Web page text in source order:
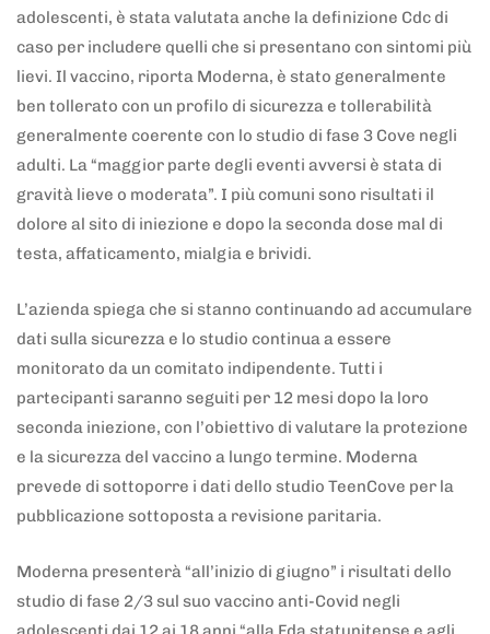
adolescenti, è stata valutata anche la definizione Cdc di
caso per includere quelli che si presentano con sintomi più
lievi. Il vaccino, riporta Moderna, è stato generalmente
ben tollerato con un profilo di sicurezza e tollerabilità
generalmente coerente con lo studio di fase 3 Cove negli
adulti. La “maggior parte degli eventi avversi è stata di
gravità lieve o moderata”. I più comuni sono risultati il
dolore al sito di iniezione e dopo la seconda dose mal di
testa, affaticamento, mialgia e brividi.
L’azienda spiega che si stanno continuando ad accumulare
dati sulla sicurezza e lo studio continua a essere
monitorato da un comitato indipendente. Tutti i
partecipanti saranno seguiti per 12 mesi dopo la loro
seconda iniezione, con l’obiettivo di valutare la protezione
e la sicurezza del vaccino a lungo termine. Moderna
prevede di sottoporre i dati dello studio TeenCove per la
pubblicazione sottoposta a revisione paritaria.
Moderna presenterà “all’inizio di giugno” i risultati dello
studio di fase 2/3 sul suo vaccino anti-Covid negli